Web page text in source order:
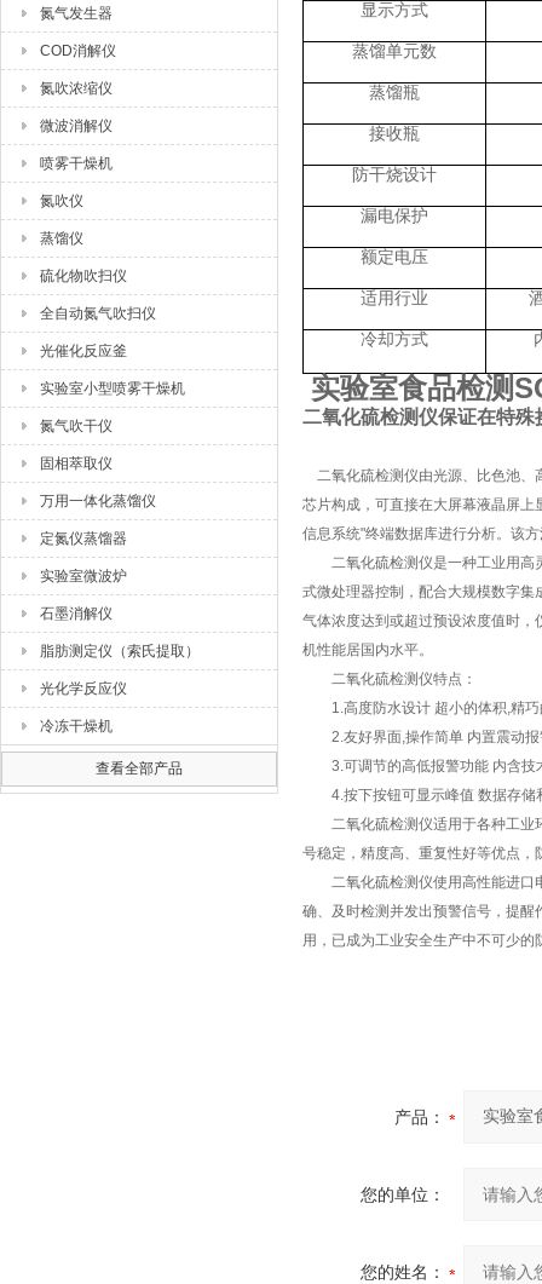
氮气发生器
COD消解仪
氮吹浓缩仪
微波消解仪
喷雾干燥机
氮吹仪
蒸馏仪
硫化物吹扫仪
全自动氮气吹扫仪
光催化反应釜
实验室小型喷雾干燥机
氮气吹干仪
固相萃取仪
万用一体化蒸馏仪
定氮仪蒸馏器
实验室微波炉
石墨消解仪
脂肪测定仪（索氏提取）
光化学反应仪
冷冻干燥机
查看全部产品
显示方式
蒸馏单元数
蒸馏瓶
接收瓶
防干烧设计
漏电保护
额定电压
适用行业
冷却方式
实验室食品检测
二氧化硫检测仪保证在特
二氧化硫检测仪由光源、比色池、
芯片构成，可直接在大屏幕液晶屏上
信息系统"终端数据库进行分析。该
二氧化硫检测仪是一种工业用高灵
式微处理器控制，配合大规模数字
气体浓度达到或超过预设浓度值时
机性能居国内水平。
二氧化硫检测仪特点：
1.高度防水设计 超小的体积,精巧
2.友好界面,操作简单 内置震动报
3.可调节的高低报警功能 内含技
4.按下按钮可显示峰值 数据存储
二氧化硫检测仪适用于各种工业环
号稳定，精度高、重复性好等优点
二氧化硫检测仪使用高性能进口电
确、及时检测并发出预警信号，提
用，已成为工业安全生产中不可少的
产品：
您的单位：
您的姓名：